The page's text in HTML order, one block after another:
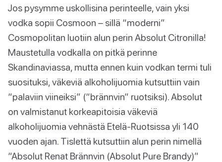
Jos pysymme uskollisina perinteelle, vain yksi
vodka sopii Cosmoon – sillä “moderni”
Cosmopolitan luotiin alun perin Absolut Citronilla!
Maustetulla vodkalla on pitkä perinne
Skandinaviassa, mutta ennen kuin vodkan termi tuli
suosituksi, väkeviä alkoholijuomia kutsuttiin vain
“palaviin viineiksi” (“brännvin” ruotsiksi). Absolut
on valmistanut korkeapitoisia väkeviä
alkoholijuomia vehnästä Etelä-Ruotsissa yli 140
vuoden ajan. Tislettä kutsuttiin alun perin nimellä
“Absolut Renat Brännvin (Absolut Pure Brandy)”